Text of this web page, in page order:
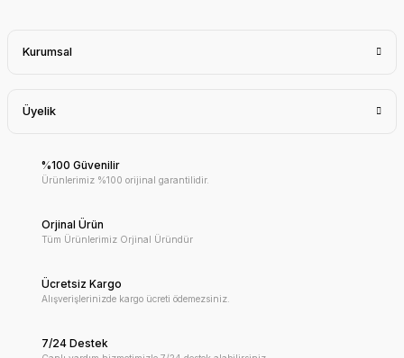
Kurumsal
Üyelik
%100 Güvenilir
Ürünlerimiz %100 orijinal garantilidir.
Orjinal Ürün
Tüm Ürünlerimiz Orjinal Üründür
Ücretsiz Kargo
Alışverişlerinizde kargo ücreti ödemezsiniz.
7/24 Destek